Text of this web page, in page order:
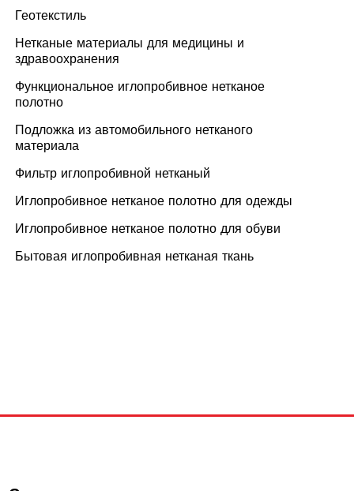
Геотекстиль
Нетканые материалы для медицины и
здравоохранения
Функциональное иглопробивное нетканое
полотно
Подложка из автомобильного нетканого
материала
Фильтр иглопробивной нетканый
Иглопробивное нетканое полотно для одежды
Иглопробивное нетканое полотно для обуви
Бытовая иглопробивная нетканая ткань